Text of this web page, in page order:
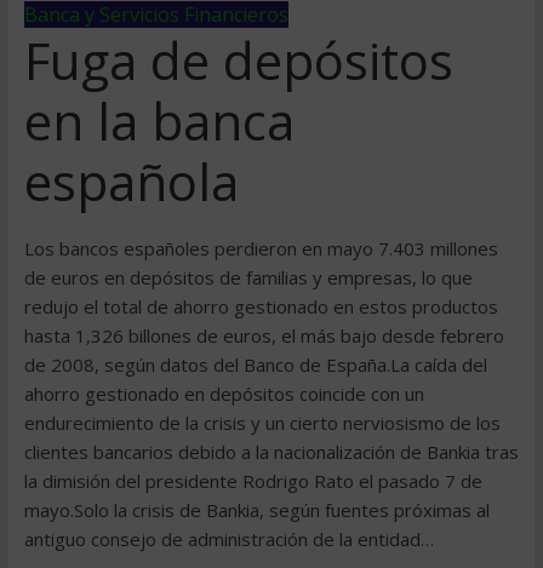
Banca y Servicios Financieros
Fuga de depósitos
en la banca
española
Los bancos españoles perdieron en mayo 7.403 millones
de euros en depósitos de familias y empresas, lo que
redujo el total de ahorro gestionado en estos productos
hasta 1,326 billones de euros, el más bajo desde febrero
de 2008, según datos del Banco de España.La caída del
ahorro gestionado en depósitos coincide con un
endurecimiento de la crisis y un cierto nerviosismo de los
clientes bancarios debido a la nacionalización de Bankia tras
la dimisión del presidente Rodrigo Rato el pasado 7 de
mayo.Solo la crisis de Bankia, según fuentes próximas al
antiguo consejo de administración de la entidad…